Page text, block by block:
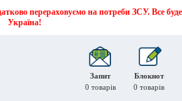
перераховуємо на потреби ЗСУ. Все буде
Україна!
Запит
0 товарів
Блокнот
0 товарів